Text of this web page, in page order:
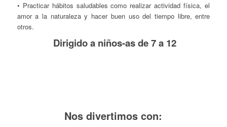
• Practicar hábitos saludables como realizar actividad física, el
amor a la naturaleza y hacer buen uso del tiempo libre, entre
otros.
Dirigido a niños-as de 7 a 12
Nos divertimos con: